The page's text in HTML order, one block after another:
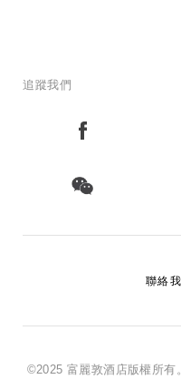
追蹤我們
聯絡
©2025 富麗敦酒店版權所有